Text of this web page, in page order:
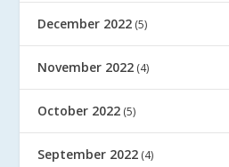
December 2022 (5)
November 2022 (4)
October 2022 (5)
September 2022 (4)